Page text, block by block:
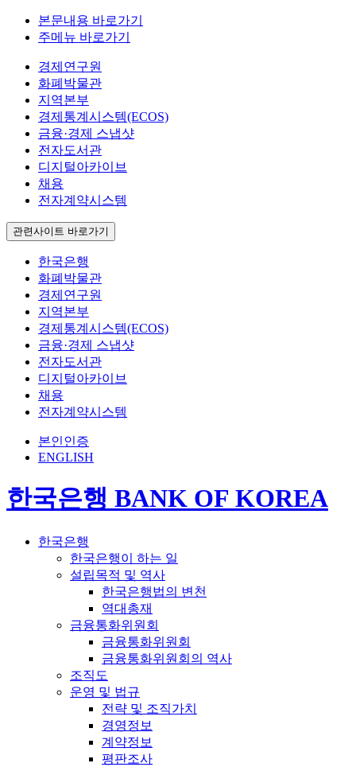
본문내용 바로가기
주메뉴 바로가기
경제연구원
화폐박물관
지역본부
경제통계시스템(ECOS)
금융·경제 스냅샷
전자도서관
디지털아카이브
채용
전자계약시스템
관련사이트 바로가기
한국은행
화폐박물관
경제연구원
지역본부
경제통계시스템(ECOS)
금융·경제 스냅샷
전자도서관
디지털아카이브
채용
전자계약시스템
본인인증
ENGLISH
한국은행 BANK OF KOREA
한국은행
한국은행이 하는 일
설립목적 및 역사
한국은행법의 변천
역대총재
금융통화위원회
금융통화위원회
금융통화위원회의 역사
조직도
운영 및 법규
전략 및 조직가치
경영정보
계약정보
평판조사